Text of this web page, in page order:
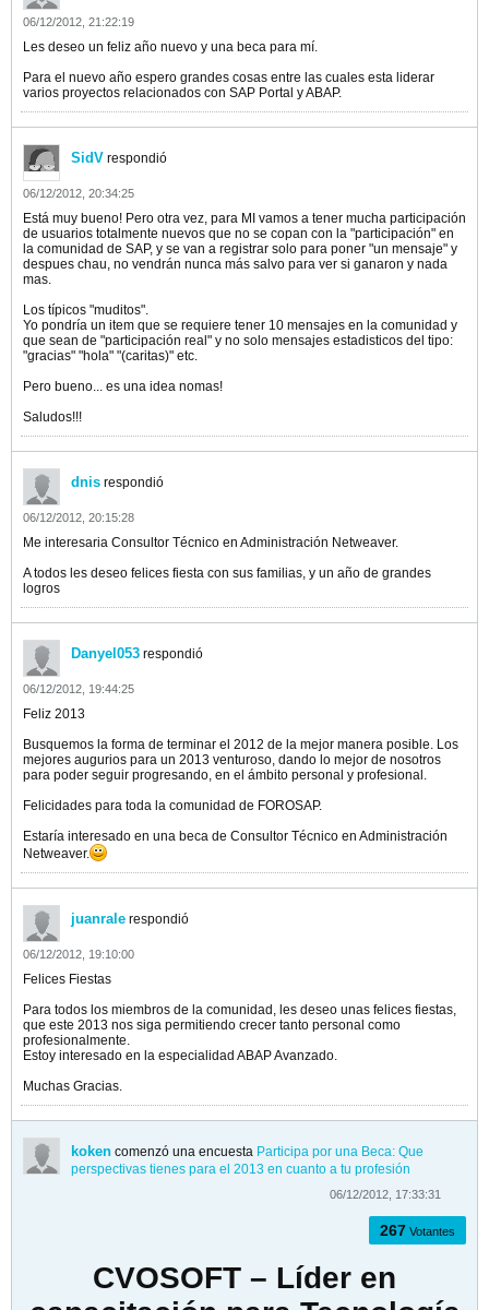
06/12/2012, 21:22:19
Les deseo un feliz año nuevo y una beca para mí.
Para el nuevo año espero grandes cosas entre las cuales esta liderar
varios proyectos relacionados con SAP Portal y ABAP.
SidV respondió
06/12/2012, 20:34:25
Está muy bueno! Pero otra vez, para MI vamos a tener mucha participación
de usuarios totalmente nuevos que no se copan con la "participación" en
la comunidad de SAP, y se van a registrar solo para poner "un mensaje" y
despues chau, no vendrán nunca más salvo para ver si ganaron y nada
mas.
Los típicos "muditos".
Yo pondría un item que se requiere tener 10 mensajes en la comunidad y
que sean de "participación real" y no solo mensajes estadisticos del tipo:
"gracias" "hola" "(caritas)" etc.
Pero bueno... es una idea nomas!
Saludos!!!
dnis respondió
06/12/2012, 20:15:28
Me interesaria Consultor Técnico en Administración Netweaver.
A todos les deseo felices fiesta con sus familias, y un año de grandes
logros
Danyel053 respondió
06/12/2012, 19:44:25
Feliz 2013
Busquemos la forma de terminar el 2012 de la mejor manera posible. Los
mejores augurios para un 2013 venturoso, dando lo mejor de nosotros
para poder seguir progresando, en el ámbito personal y profesional.
Felicidades para toda la comunidad de FOROSAP.
Estaría interesado en una beca de Consultor Técnico en Administración
Netweaver.
juanrale respondió
06/12/2012, 19:10:00
Felices Fiestas
Para todos los miembros de la comunidad, les deseo unas felices fiestas,
que este 2013 nos siga permitiendo crecer tanto personal como
profesionalmente.
Estoy interesado en la especialidad ABAP Avanzado.
Muchas Gracias.
koken comenzó una encuesta Participa por una Beca: Que
perspectivas tienes para el 2013 en cuanto a tu profesión
06/12/2012, 17:33:31
267 Votantes
CVOSOFT – Líder en